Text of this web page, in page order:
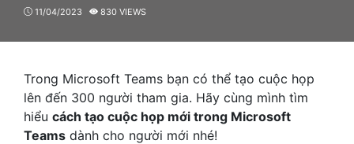
11/04/2023 830 VIEWS
Trong Microsoft Teams bạn có thể tạo cuộc họp
lên đến 300 người tham gia. Hãy cùng mình tìm
hiểu cách tạo cuộc họp mới trong Microsoft
Teams dành cho người mới nhé!